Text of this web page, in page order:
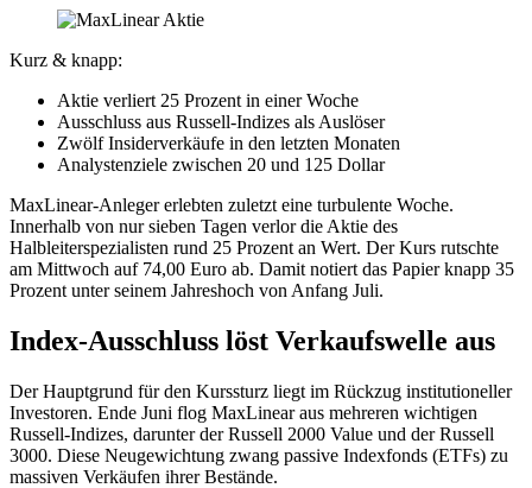
Kurz & knapp:
Aktie verliert 25 Prozent in einer Woche
Ausschluss aus Russell-Indizes als Auslöser
Zwölf Insiderverkäufe in den letzten Monaten
Analystenziele zwischen 20 und 125 Dollar
MaxLinear-Anleger erlebten zuletzt eine turbulente Woche.
Innerhalb von nur sieben Tagen verlor die Aktie des
Halbleiterspezialisten rund 25 Prozent an Wert. Der Kurs rutschte
am Mittwoch auf 74,00 Euro ab. Damit notiert das Papier knapp 35
Prozent unter seinem Jahreshoch von Anfang Juli.
Index-Ausschluss löst Verkaufswelle aus
Der Hauptgrund für den Kurssturz liegt im Rückzug institutioneller
Investoren. Ende Juni flog MaxLinear aus mehreren wichtigen
Russell-Indizes, darunter der Russell 2000 Value und der Russell
3000. Diese Neugewichtung zwang passive Indexfonds (ETFs) zu
massiven Verkäufen ihrer Bestände.